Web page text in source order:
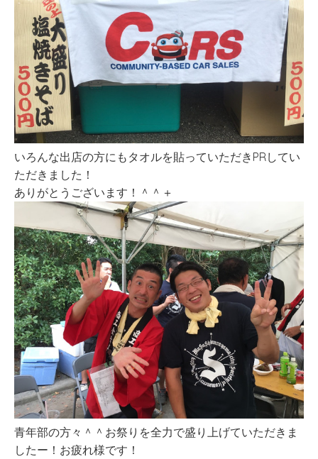
いろんな出店の方にもタオルを貼っていただきPRしてい
ただきました！
ありがとうございます！＾＾＋
青年部の方々＾＾お祭りを全力で盛り上げていただきま
したー！お疲れ様です！